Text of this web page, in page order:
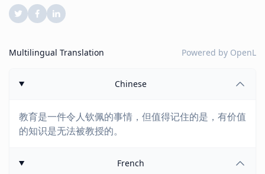
Multilingual Translation Powered by OpenL
Chinese
教育是一件令人钦佩的事情，但值得记住的是，有价值
的知识是无法被教授的。
French